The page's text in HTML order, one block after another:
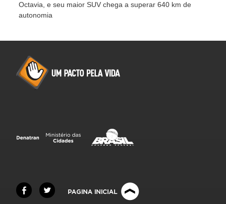
Octavia, e seu maior SUV chega a superar 640 km de
autonomia